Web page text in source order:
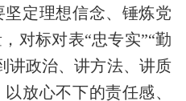
定理想信念、锤炼党
对标对表“忠专实”“勤
讲政治、讲方法、讲质
放心不下的责任感、